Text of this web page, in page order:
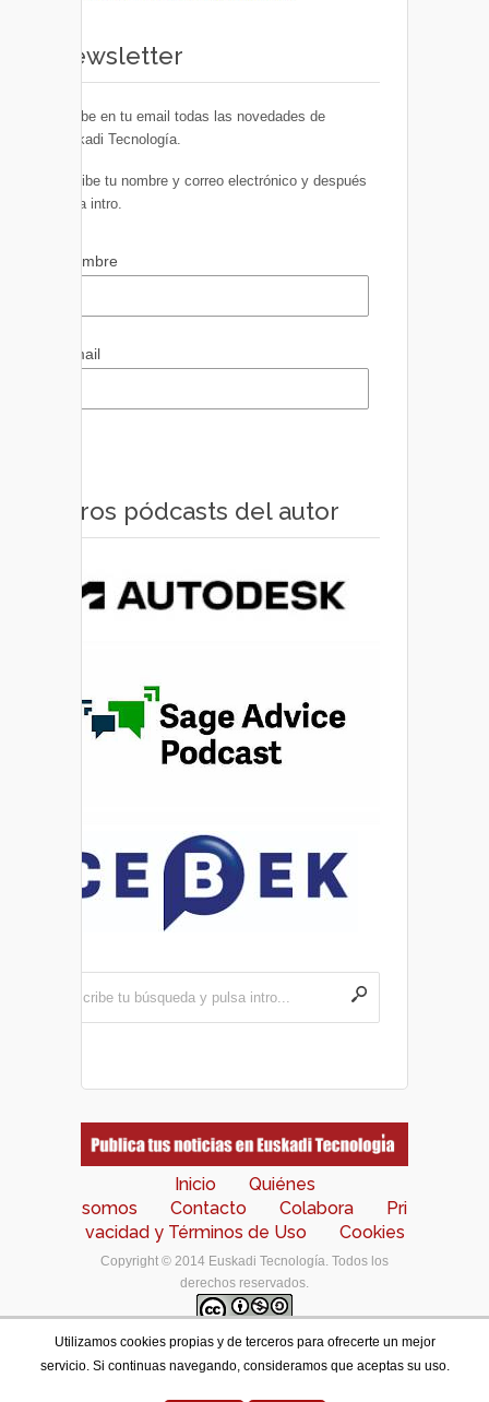
Newsletter
Recibe en tu email todas las novedades de
Euskadi Tecnología.
Escribe tu nombre y correo electrónico y después
pulsa intro.
Nombre
Email
Otros pódcasts del autor
Inicio
Quiénes
somos
Contacto Colabora
Pri
vacidad y Términos de Uso
Cookies
Copyright © 2014 Euskadi Tecnología. Todos los
derechos reservados.
Los contenidos de este portal están bajo unalicencia
de Creative Commons Reconocimiento-NoComercial-
Utilizamos cookies propias y de terceros para ofrecerte un mejor
servicio. Si continuas navegando, consideramos que aceptas su uso.